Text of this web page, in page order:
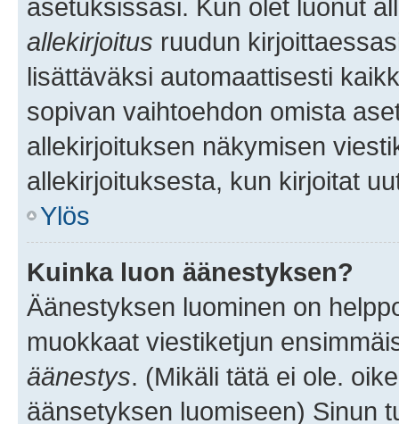
asetuksissasi. Kun olet luonut
allekirjoitus ruudun
lisättäväksi automaattisesti
sopivan vaihtoehdon omista
allekirjoituksen näkymisen
allekirjoituksesta, kun kirjoitat
Ylös
Kuinka luon äänestyksen?
Äänestyksen luominen on
muokkaat viestiketjun
äänestys. (Mikäli tätä ei ole.
äänsetyksen luomiseen) Sinun